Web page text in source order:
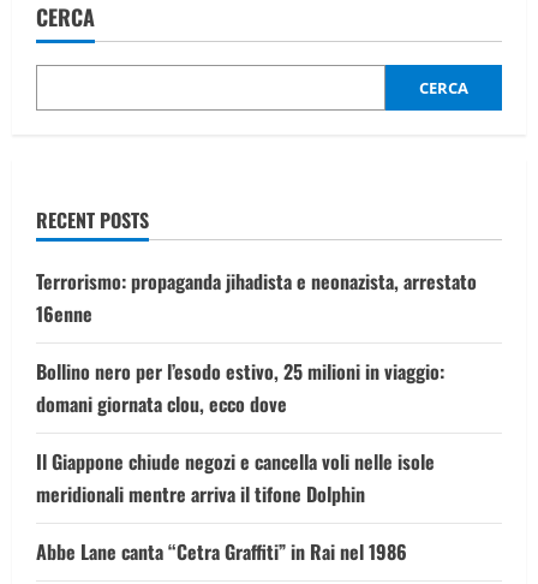
dello
dell’aereo
in
boati
CERCA
CERCA
RECENT POSTS
Terrorismo: propaganda jihadista e neonazista, arrestato
16enne
Bollino nero per l’esodo estivo, 25 milioni in viaggio:
domani giornata clou, ecco dove
Il Giappone chiude negozi e cancella voli nelle isole
meridionali mentre arriva il tifone Dolphin
Abbe Lane canta “Cetra Graffiti” in Rai nel 1986